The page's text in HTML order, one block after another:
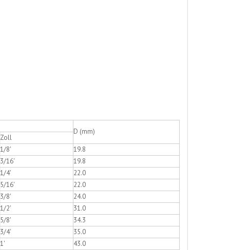
D (mm)
Zoll
1/8'
19.8
3/16'
19.8
1/4'
22.0
5/16'
22.0
3/8'
24.0
1/2'
31.0
5/8'
34.3
3/4'
35.0
1' 43.0